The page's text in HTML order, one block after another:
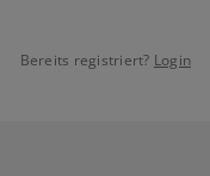
Bereits registriert? Login